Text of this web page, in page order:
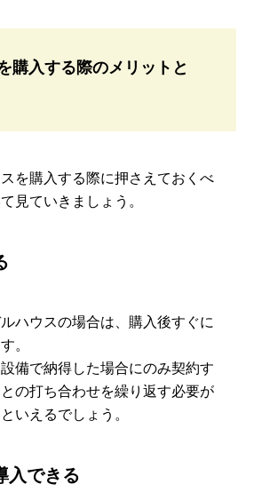
購入する際のメリットと
を購入する際に押さえておくべ
見ていきましょう。
ハウスの場合は、購入後すぐに
。
備で納得した場合にのみ契約す
の打ち合わせを繰り返す必要が
いえるでしょう。
入できる